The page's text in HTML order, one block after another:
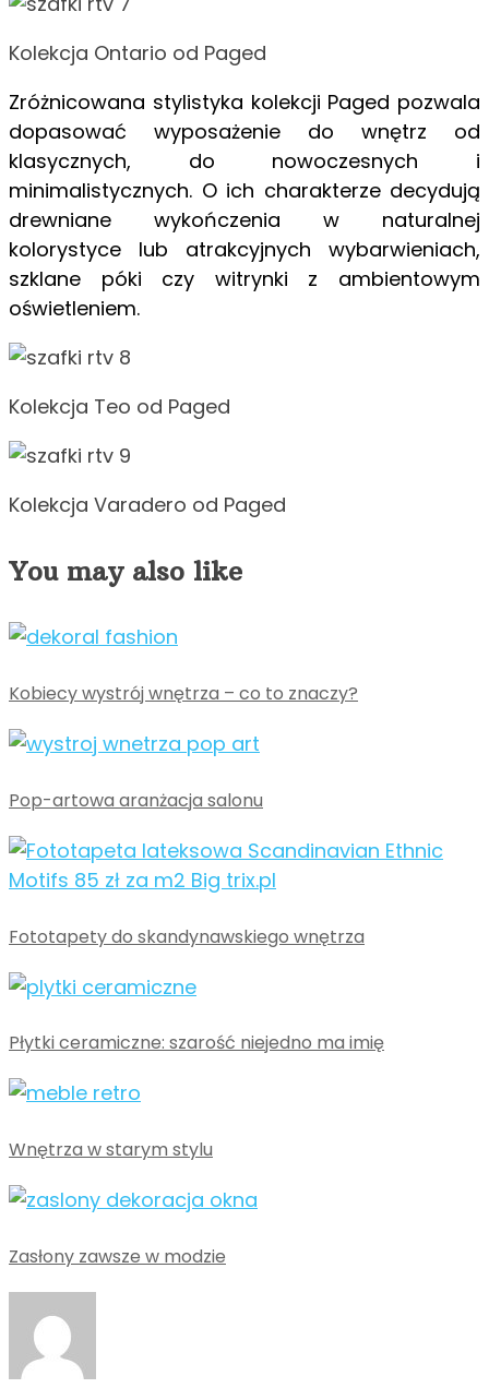
Kolekcja Ontario od Paged
Zróżnicowana stylistyka kolekcji Paged pozwala
dopasować wyposażenie do wnętrz od
klasycznych, do nowoczesnych i
minimalistycznych. O ich charakterze decydują
drewniane wykończenia w naturalnej
kolorystyce lub atrakcyjnych wybarwieniach,
szklane póki czy witrynki z ambientowym
oświetleniem.
Kolekcja Teo od Paged
Kolekcja Varadero od Paged
You may also like
Kobiecy wystrój wnętrza – co to znaczy?
Pop-artowa aranżacja salonu
Fototapety do skandynawskiego wnętrza
Płytki ceramiczne: szarość niejedno ma imię
Wnętrza w starym stylu
Zasłony zawsze w modzie